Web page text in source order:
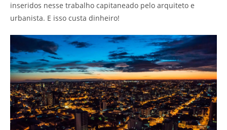
inseridos nesse trabalho capitaneado pelo arquiteto e
urbanista. E isso custa dinheiro!